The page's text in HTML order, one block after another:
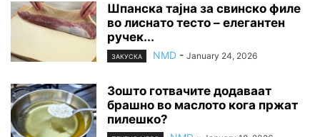
Шпанска тајна за свинско филе
во лиснато тесто – елегантен
ручек...
ЗАКУСКА NMD - January 24, 2026
Зошто готвачите додаваат
брашно во маслото кога пржат
пилешко?